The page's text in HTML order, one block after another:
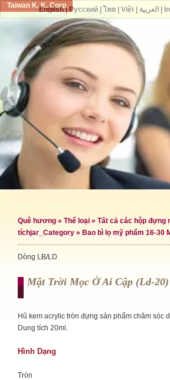
Taiwan K. K. Corp.
Quê hương » Thể loại » Tất cả các hộp đựng
tíchjar_Category » Bao bì lọ mỹ phẩm 16-30
Dòng LB/LD
Mặt Trời Mọc Ở Ai Cập (ld-20)
Hũ kem acrylic tròn đựng sản phẩm chăm sóc
Dung tích 20ml.
Hình Dạng
Tròn
English| Русский| ไทย| Việt| العربية